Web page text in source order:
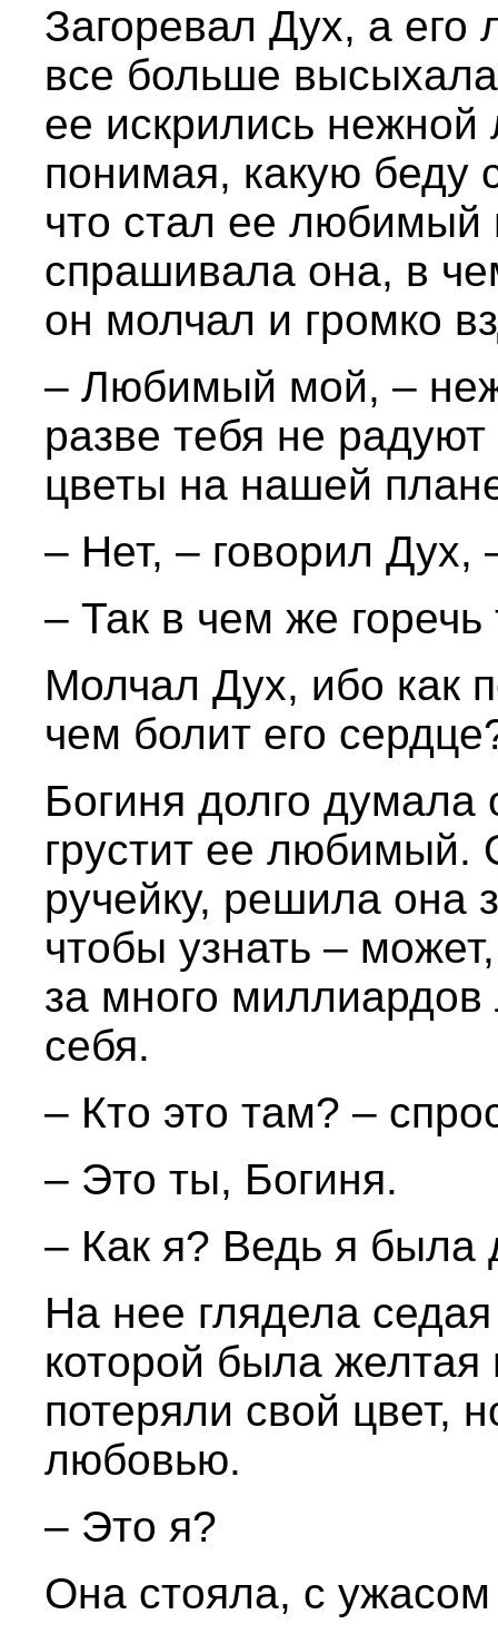
Загоревал Дух, а
все больше
ее искрились
понимая, какую беду
что стал ее любимый
спрашивала она, в
он молчал и громко
– Любимый мой, –
разве тебя не
цветы на нашей
– Нет, – говорил
– Так в чем же горечь
Молчал Дух, ибо как
чем болит его
Богиня долго думала
грустит ее
ручейку, решила она
чтобы узнать –
за много
себя.
– Кто это там? –
– Это ты, Богиня.
– Как я? Ведь я была
На нее глядела
которой была желтая
потеряли свой цвет,
любовью.
– Это я?
Она стояла, с